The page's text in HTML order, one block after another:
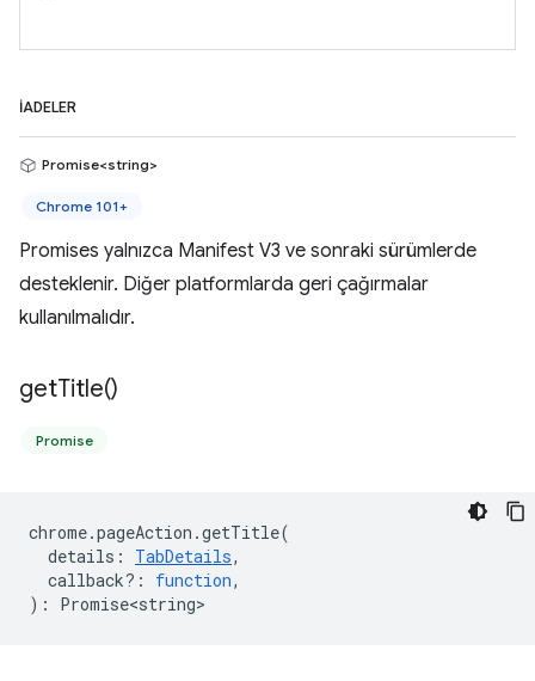
İADELER
Promise<string>
Chrome 101+
Promises yalnızca Manifest V3 ve sonraki sürümlerde
desteklenir. Diğer platformlarda geri çağırmalar
kullanılmalıdır.
getTitle()
Promise
chrome.pageAction .getTitle(
details : TabDetails,
callback? : function,
) : Promise<string>